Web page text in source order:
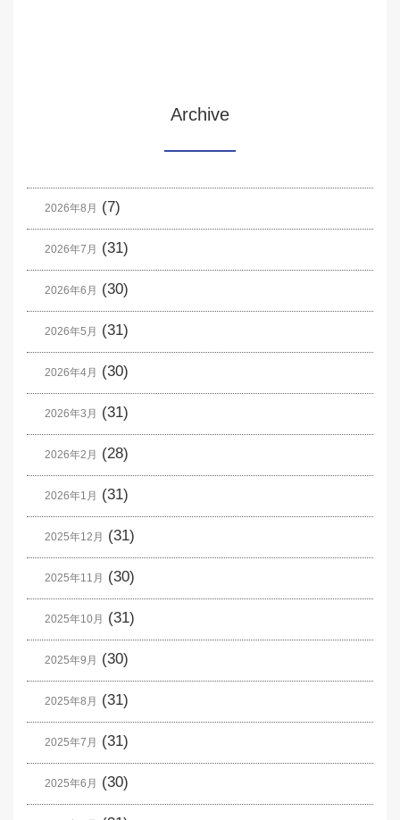
Archive
2026年8月 (7)
2026年7月 (31)
2026年6月 (30)
2026年5月 (31)
2026年4月 (30)
2026年3月 (31)
2026年2月 (28)
2026年1月 (31)
2025年12月 (31)
2025年11月 (30)
2025年10月 (31)
2025年9月 (30)
2025年8月 (31)
2025年7月 (31)
2025年6月 (30)